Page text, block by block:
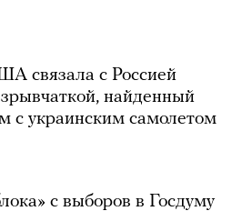
связала с Россией
найденный
с украинским самолетом
с выборов в Госдуму